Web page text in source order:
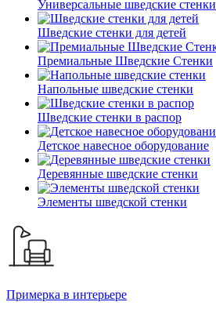
Универсальные шведские стенки
Шведские стенки для детей
Премиальные Шведские Стенки
Напольные шведские стенки
Шведские стенки в распор
Детское навесное оборудование
Деревянные шведские стенки
Элементы шведской стенки
Примерка в интерьере